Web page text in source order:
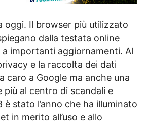
oggi. Il browser più utilizzato
dalla testata online
a importanti aggiornamenti. Al
e la raccolta dei dati
caro a Google ma anche una
più al centro di scandali e
è stato l’anno che ha illuminato
in merito all’uso e allo